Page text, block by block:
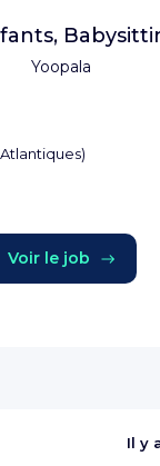
Yoopala
)
Voir le job
Il y